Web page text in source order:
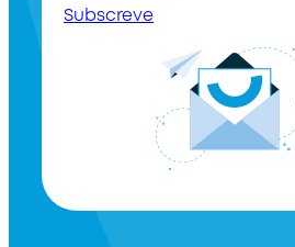
Subscreve